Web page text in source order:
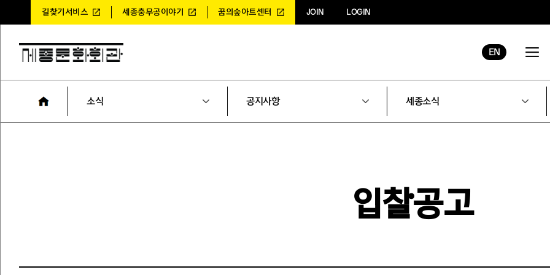
길찾기서비스 세종충무공이야기 꿈의숲아트센터 JOIN LOGIN
EN
소식 공지사항 세종소식
입찰공고